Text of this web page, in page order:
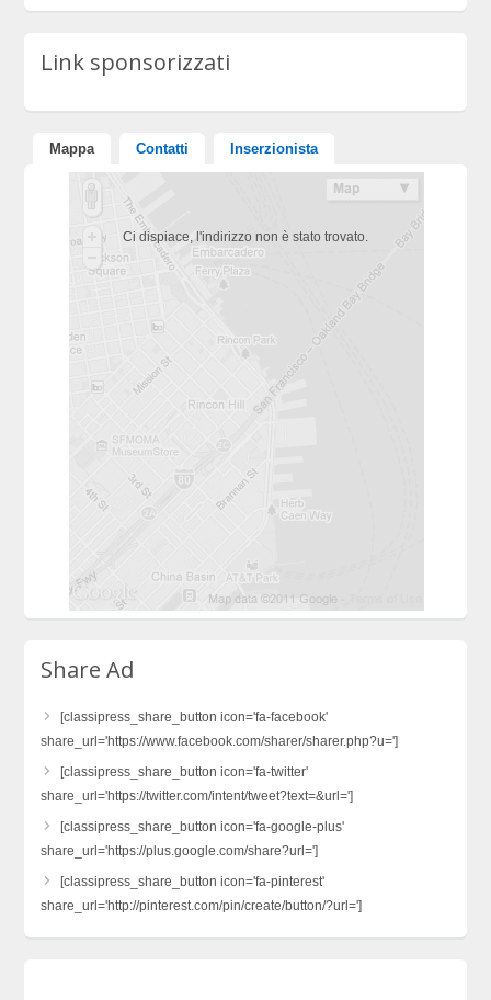
Link sponsorizzati
Mappa Contatti Inserzionista
Ci dispiace, l'indirizzo non è stato trovato.
Share Ad
[classipress_share_button icon='fa-facebook'
share_url='https://www.facebook.com/sharer/sharer.php?u=']
[classipress_share_button icon='fa-twitter'
share_url='https://twitter.com/intent/tweet?text=&url=']
[classipress_share_button icon='fa-google-plus'
share_url='https://plus.google.com/share?url=']
[classipress_share_button icon='fa-pinterest'
share_url='http://pinterest.com/pin/create/button/?url=']